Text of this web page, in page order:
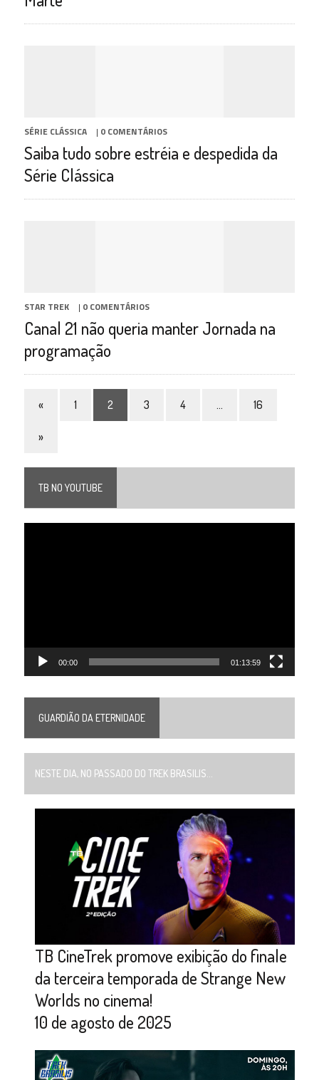
SÉRIE CLÁSSICA | 0 COMENTÁRIOS
Saiba tudo sobre estréia e despedida da
Série Clássica
STAR TREK | 0 COMENTÁRIOS
Canal 21 não queria manter Jornada na
programação
« 1 2 3 4 … 16
»
TB NO YOUTUBE
00:00 01:13:59
GUARDIÃO DA ETERNIDADE
NESTE DIA, NO PASSADO DO TREK BRASILIS...
TB CineTrek promove exibição do finale
da terceira temporada de Strange New
Worlds no cinema!
10 de agosto de 2025